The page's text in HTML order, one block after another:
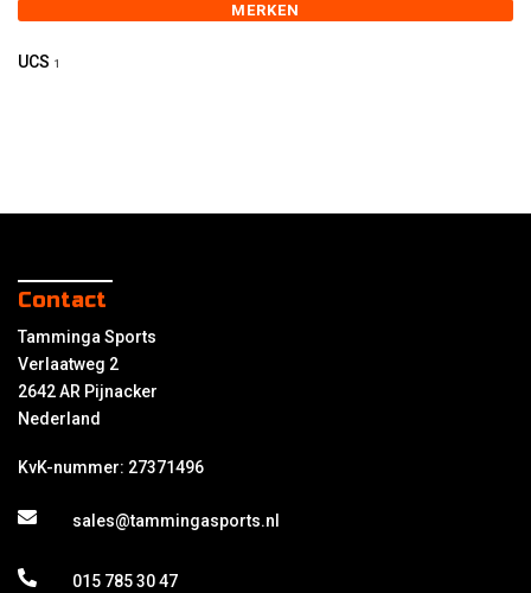
MERKEN
UCS 1
Contact
Tamminga Sports
Verlaatweg 2
2642 AR Pijnacker
Nederland
KvK-nummer: 27371496
sales@tammingasports.nl
015 785 30 47